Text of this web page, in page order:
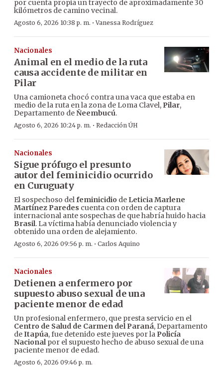
por cuenta propia un trayecto de aproximadamente 30
kilómetros de camino vecinal.
Agosto 6, 2026 10:38 p. m. ·Vanessa Rodríguez
Nacionales
Animal en el medio de la ruta
causa accidente de militar en
Pilar
Una camioneta chocó contra una vaca que estaba en
medio de la ruta en la zona de Loma Clavel, Pilar,
Departamento deÑeembucú.
Agosto 6, 2026 10:24 p. m. · Redacción ÚH
Nacionales
Sigue prófugo el presunto
autor del feminicidio ocurrido
en Curuguaty
El sospechoso delfeminicidio de Leticia Marlene
Martínez Paredes cuenta con orden de captura
internacional ante sospechas de que habría huido hacia
Brasil. La víctima había denunciado violencia y
obtenido una orden de alejamiento.
Agosto 6, 2026 09:56 p. m. · Carlos Aquino
Nacionales
Detienen a enfermero por
supuesto abuso sexual de una
paciente menor de edad
Un profesional enfermero, que presta servicio en el
Centro de Salud de Carmen del Paraná, Departamento
deItapúa, fue detenido este jueves por la Policía
Nacionalpor el supuesto hecho de abuso sexual de una
paciente menor de edad.
Agosto 6, 2026 09:46 p. m.